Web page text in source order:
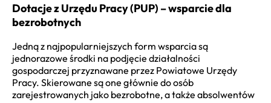
Dotacje z Urzędu Pracy (PUP) – wsparcie dla
bezrobotnych
Jedną z najpopularniejszych form wsparcia są
jednorazowe środki na podjęcie działalności
gospodarczej przyznawane przez Powiatowe Urzędy
Pracy. Skierowane są one głównie do osób
zarejestrowanych jako bezrobotne, a także absolwentów